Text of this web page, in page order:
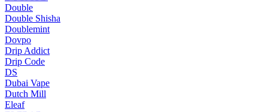
Double
Double Shisha
Doublemint
Dovpo
Drip Addict
Drip Code
DS
Dubai Vape
Dutch Mill
Eleaf